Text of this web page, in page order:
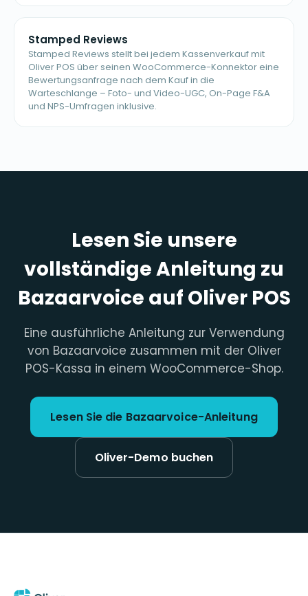
Stamped Reviews
Stamped Reviews stellt bei jedem Kassenverkauf mit
Oliver POS über seinen WooCommerce-Konnektor eine
Bewertungsanfrage nach dem Kauf in die
Warteschlange – Foto- und Video-UGC, On-Page F&A
und NPS-Umfragen inklusive.
Lesen Sie unsere
vollständige Anleitung zu
Bazaarvoice auf Oliver POS
Eine ausführliche Anleitung zur Verwendung
von Bazaarvoice zusammen mit der Oliver
POS-Kassa in einem WooCommerce-Shop.
Lesen Sie die Bazaarvoice-Anleitung
Oliver-Demo buchen